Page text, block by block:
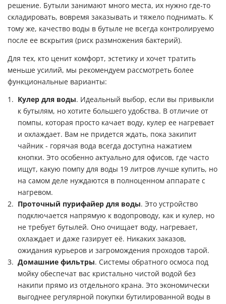
решение. Бутыли занимают много места, их нужно где-то
складировать, вовремя заказывать и тяжело поднимать. К
тому же, качество воды в бутыле не всегда контролируемо
после ее вскрытия (риск размножения бактерий).
Для тех, кто ценит комфорт, эстетику и хочет тратить
меньше усилий, мы рекомендуем рассмотреть более
функциональные варианты:
Кулер для воды. Идеальный выбор, если вы привыкли
к бутылям, но хотите большего удобства. В отличие от
помпы, которая просто качает воду, кулер ее нагревает
и охлаждает. Вам не придется ждать, пока закипит
чайник - горячая вода всегда доступна нажатием
кнопки. Это особенно актуально для офисов, где часто
ищут, какую помпу для воды 19 литров лучше купить, но
на самом деле нуждаются в полноценном аппарате с
нагревом.
Проточный пурифайер для воды. Это устройство
подключается напрямую к водопроводу, как и кулер, но
не требует бутылей. Оно очищает воду, нагревает,
охлаждает и даже газирует её. Никаких заказов,
ожидания курьеров и загромождения проходов тарой.
Домашние фильтры. Системы обратного осмоса под
мойку обеспечат вас кристально чистой водой без
накипи прямо из отдельного крана. Это экономически
выгоднее регулярной покупки бутилированной воды в